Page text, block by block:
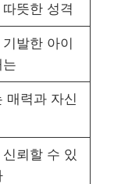
뜻한 성격
발한 아이
는
매력과 자신
뢰할 수 있